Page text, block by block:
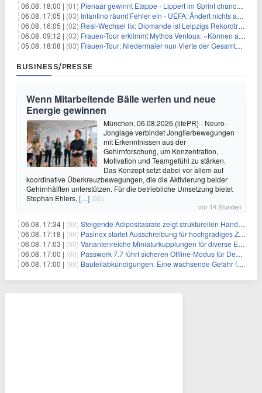
06.08. 18:00 | (01) Pienaar gewinnt Etappe - Lippert im Sprint chancenlos
06.08. 17:05 | (03) Infantino räumt Fehler ein - UEFA: Ändert nichts an Boykott
06.08. 16:05 | (02) Real-Wechsel fix: Diomande ist Leipzigs Rekordtransfer
06.08. 09:12 | (03) Frauen-Tour erklimmt Mythos Ventoux: «Können alles schaffen»
05.08. 18:08 | (03) Frauen-Tour: Niedermaier nun Vierte der Gesamtwertung
BUSINESS/PRESSE
Wenn Mitarbeitende Bälle werfen und neue
Energie gewinnen
München, 06.08.2026 (lifePR) - Neuro-
Jonglage verbindet Jonglierbewegungen
mit Erkenntnissen aus der
Gehirnforschung, um Konzentration,
Motivation und Teamgefühl zu stärken.
Das Konzept setzt dabei vor allem auf
koordinative Überkreuzbewegungen, die die Aktivierung beider
Gehirnhälften unterstützen. Für die betriebliche Umsetzung bietet
Stephan Ehlers,[…] (00)
vor 14 Stunden
06.08. 17:34 | (00) Steigende Adipositasrate zeigt strukturellen Handlungsbedarf bei der Ernährung schulpflichtiger Kinder
06.08. 17:18 | (00) Pasinex startet Ausschreibung für hochgradiges Zinksulfidkonzentrat mit Germanium- und Silbergehalten und stellt ein Betriebsupdate bereit
06.08. 17:03 | (00) Variantenreiche Miniaturkupplungen für diverse Einsatzbereiche
06.08. 17:00 | (00) Passwork 7.7 führt sicheren Offline-Modus für Desktop- und Mobile-Apps ein
06.08. 17:00 | (00) Bauteilabkündigungen: Eine wachsende Gefahr für industrielle Elektroniksysteme